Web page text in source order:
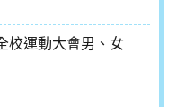
校運動大會男、女